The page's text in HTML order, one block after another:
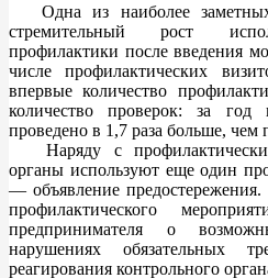
Одна из наиболее
стремительный рост
профилактики после введения
числе профилактических
впервые количество
количество проверок: за год
проведено в 1,7 раза больше, чем
Наряду с
органы используют еще один
— объявление
профилактического
предпринимателя о
нарушениях обязательных
реагирования контрольного